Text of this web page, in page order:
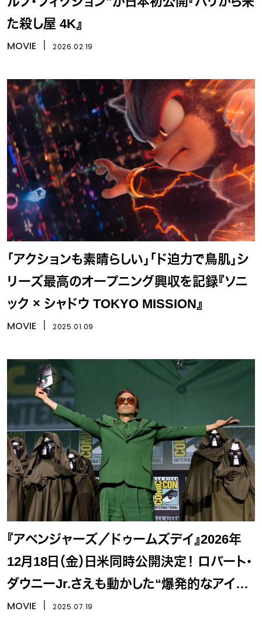
た殺し屋 4K』
MOVIE 2026.02.19
「アクションも素晴らしい」「ド迫力で鳥肌」シ
リーズ最高のオープニング興収を記録『ソニ
ック × シャドウ TOKYO MISSION』
MOVIE 2025.01.09
『アベンジャーズ／ドゥームズデイ』2026年
12月18日（金）日米同時公開決定！ ロバート・
ダウニーJr.さえも動かした“爆発的なアイデ
ア”とは何か？
MOVIE 2025.07.19